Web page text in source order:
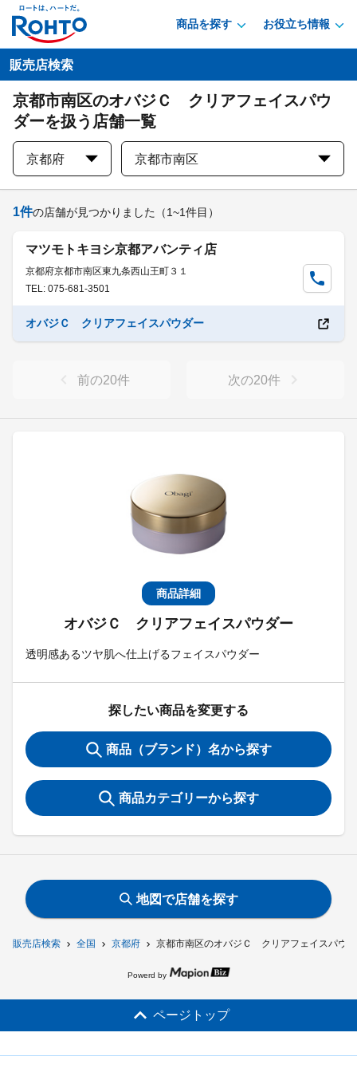
商品を探す お役立ち情報
販売店検索 全国 京都府 京都市南区のオバジＣ クリアフェイスパウ
販売店検索
京都市南区のオバジＣ クリアフェイスパウ
ダーを扱う店舗一覧
京都府 京都市南区
商品詳細
オバジＣ クリアフェイスパウダー
透明感あるツヤ肌へ仕上げるフェイスパウダー
探したい商品を変更する
商品（ブランド）名から探す
商品カテゴリーから探す
1件の店舗が見つかりました （1~1件目）
マツモトキヨシ京都アバンティ店
京都府京都市南区東九条西山王町３１
TEL: 075-681-3501
オバジＣ クリアフェイスパウダー
前の20件 次の20件
地図で店舗を探す
Powerd by
ページトップ